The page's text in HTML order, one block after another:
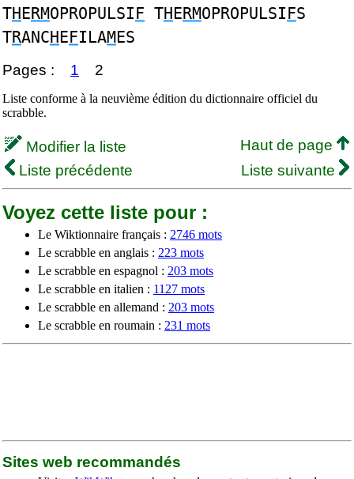
THERMOPROPULSIF THERMOPROPULSIFS
TRANCHEFILAMES
Pages : 1 2
Liste conforme à la neuvième édition du dictionnaire officiel du
scrabble.
Modifier la liste
Haut de page
Liste précédente
Liste suivante
Voyez cette liste pour :
Le Wiktionnaire français : 2746 mots
Le scrabble en anglais : 223 mots
Le scrabble en espagnol : 203 mots
Le scrabble en italien : 1127 mots
Le scrabble en allemand : 203 mots
Le scrabble en roumain : 231 mots
Sites web recommandés